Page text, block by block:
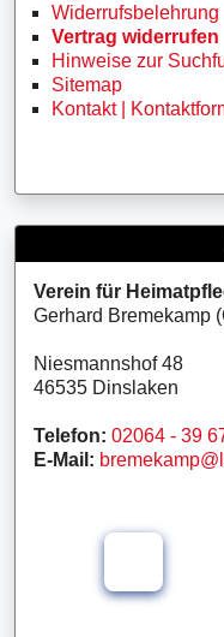
Widerrufsbelehrung
Vertrag widerrufen
Hinweise zur
Sitemap
Kontakt |
Verein für
Gerhard Bremekamp
Niesmannshof 48
46535 Dinslaken
Telefon: 02064 - 39
E-Mail: